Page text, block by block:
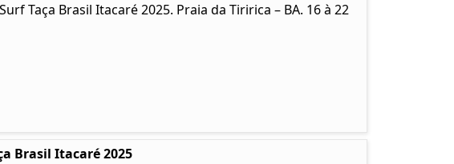
Taça Brasil Itacaré 2025. Praia da Tiririca – BA. 16 à 22
Brasil Itacaré 2025